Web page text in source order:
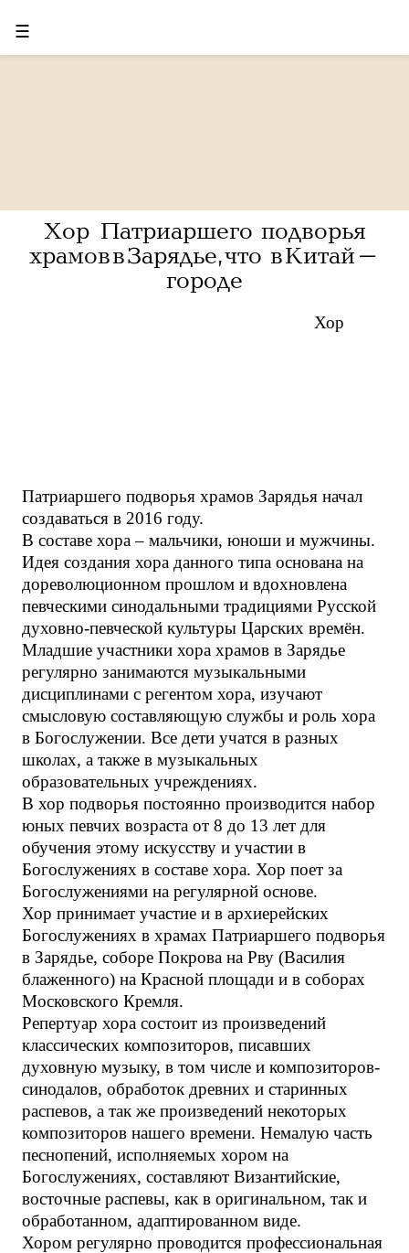
☰
Хор Патриаршего подворья
храмов в Зарядье, что в Китай-
городе
Хор
Патриаршего подворья храмов Зарядья начал
создаваться в 2016 году.
В составе хора – мальчики, юноши и мужчины.
Идея создания хора данного типа основана на
дореволюционном прошлом и вдохновлена
певческими синодальными традициями Русской
духовно-певческой культуры Царских времён.
Младшие участники хора храмов в Зарядье
регулярно занимаются музыкальными
дисциплинами с регентом хора, изучают
смысловую составляющую службы и роль хора
в Богослужении. Все дети учатся в разных
школах, а также в музыкальных
образовательных учреждениях.
В хор подворья постоянно производится набор
юных певчих возраста от 8 до 13 лет для
обучения этому искусству и участии в
Богослужениях в составе хора. Хор поет за
Богослужениями на регулярной основе.
Хор принимает участие и в архиерейских
Богослужениях в храмах Патриаршего подворья
в Зарядье, соборе Покрова на Рву (Василия
блаженного) на Красной площади и в соборах
Московского Кремля.
Репертуар хора состоит из произведений
классических композиторов, писавших
духовную музыку, в том числе и композиторов-
синодалов, обработок древних и старинных
распевов, а так же произведений некоторых
композиторов нашего времени. Немалую часть
песнопений, исполняемых хором на
Богослужениях, составляют Византийские,
восточные распевы, как в оригинальном, так и
обработанном, адаптированном виде.
Хором регулярно проводится профессиональная